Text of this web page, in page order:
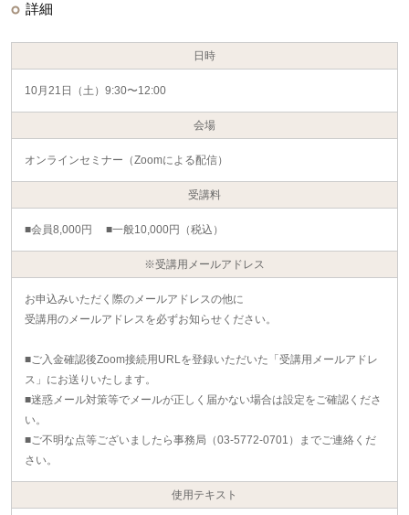
詳細
日時
10月21日（土）9:30〜12:00
会場
オンラインセミナー（Zoomによる配信）
受講料
■会員8,000円 ■一般10,000円（税込）
※受講用メールアドレス
お申込みいただく際のメールアドレスの他に
受講用のメールアドレスを必ずお知らせください。
■ご入金確認後Zoom接続用URLを登録いただいた「受講用メールアドレ
ス」にお送りいたします。
■迷惑メール対策等でメールが正しく届かない場合は設定をご確認くださ
い。
■ご不明な点等ございましたら事務局（03-5772-0701）までご連絡くだ
さい。
使用テキスト